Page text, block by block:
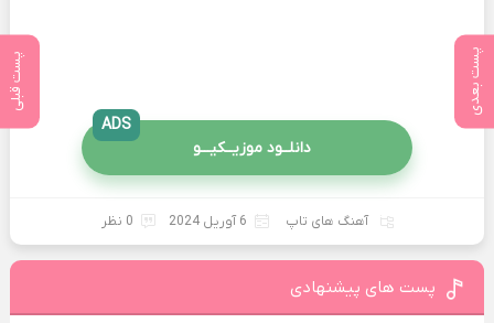
پست بعدی پست قبلی
دانلــود موزیــکیـــو
ADS
آهنگ های تاپ 6 آوریل 2024 0 نظر
پست های پیشنهادی